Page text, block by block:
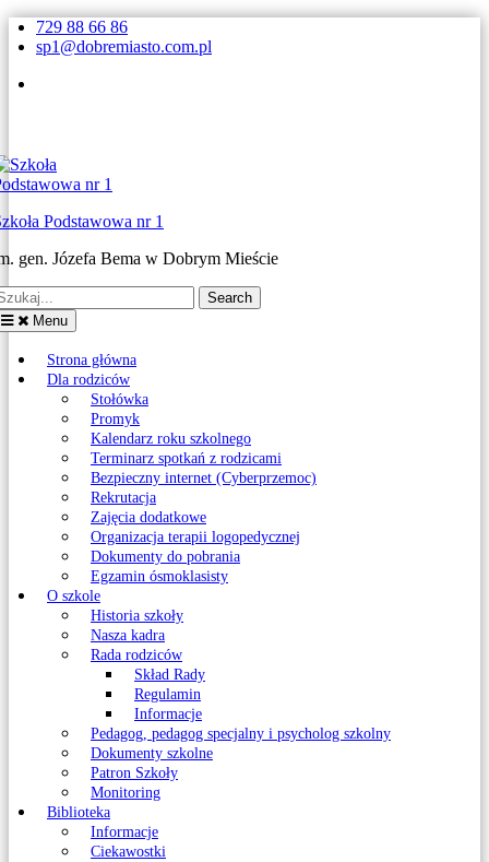
Skip
to
729 88 66 86
sp1@dobremiasto.com.pl
Podstawowa nr 1
gen. Józefa Bema w Dobrym Mieście
Menu
Strona główna
Dla rodziców
Stołówka
Promyk
Kalendarz roku szkolnego
Terminarz spotkań z rodzicami
Bezpieczny internet (Cyberprzemoc)
Rekrutacja
Zajęcia dodatkowe
Organizacja terapii logopedycznej
Dokumenty do pobrania
Egzamin ósmoklasisty
O szkole
Historia szkoły
Nasza kadra
Rada rodziców
Skład Rady
Regulamin
Informacje
Pedagog, pedagog specjalny i psycholog szkolny
Dokumenty szkolne
Patron Szkoły
Monitoring
Biblioteka
Informacje
Ciekawostki